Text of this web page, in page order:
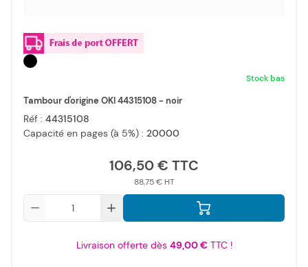
Stock bas
Tambour d'origine OKI 44315108 - noir
Réf : 44315108
Capacité en pages (à 5%) : 20000
106,50 €
88,75 €
Livraison offerte dès 49,00 €TTC !